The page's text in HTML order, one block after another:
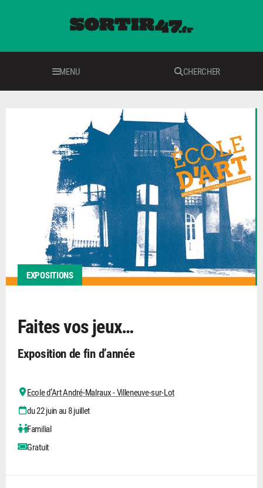
MENU CHERCHER
EXPOSITIONS
Faites vos jeux…
Exposition de fin d’année
Ecole d’Art André-Malraux - Villeneuve-sur-Lot
du 22 juin au 8 juillet
Familial
Gratuit